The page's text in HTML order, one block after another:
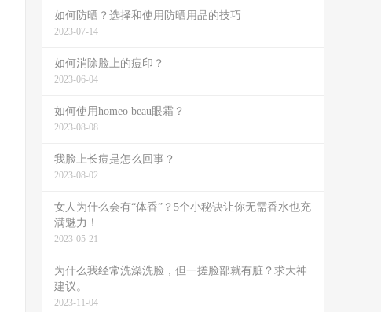
如何防晒？选择和使用防晒用品的技巧
2023-07-14
如何消除脸上的痘印？
2023-06-04
如何使用homeo beau眼霜？
2023-08-08
我脸上长痘是怎么回事？
2023-08-02
女人为什么会有“体香”？5个小秘诀让你无需香水也充
满魅力！
2023-05-21
为什么我经常洗澡洗脸，但一搓脸部就有脏？求大神
建议。
2023-11-04